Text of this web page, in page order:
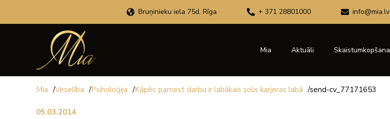
Bruņinieku iela 75d, Rīga + 371 28801000 info@mia.lv
Mia Aktuāli Skaistumkopšana
Mia /Veselība /Psiholoģija /Kāpēc pamest darbu ir labākais solis karjeras labā /send-cv_77171653
05.03.2014